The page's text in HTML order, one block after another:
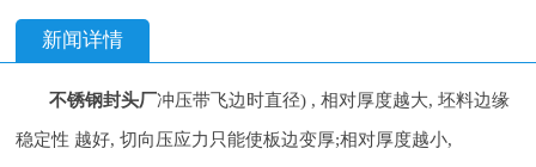
新闻详情
不锈钢封头厂冲压带飞边时直径) , 相对厚度越大, 坯料边缘
稳定性 越好, 切向压应力只能使板边变厚;相对厚度越小,